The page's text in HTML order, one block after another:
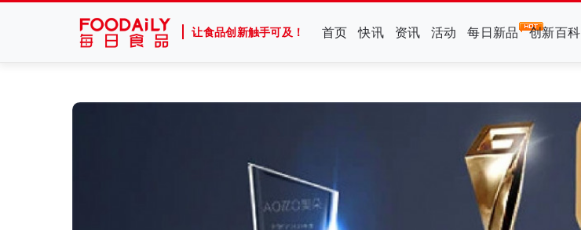
让食品创新触手可及！ 首页 快讯 资讯 活动 每日新品 创新百科